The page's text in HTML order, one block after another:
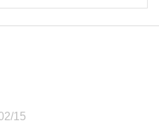
15